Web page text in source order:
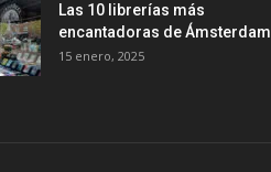
Las 10 librerías más
encantadoras de Ámsterdam
15 enero, 2025